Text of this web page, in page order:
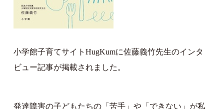
小学館子育てサイトHugKumに佐藤義竹先生のインタ
ビュー記事が掲載されました。
発達障害の子どもたちの「苦手」や「できない」が私